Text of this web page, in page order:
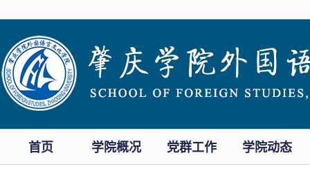
首页 学院概况 党群工作 学院动态